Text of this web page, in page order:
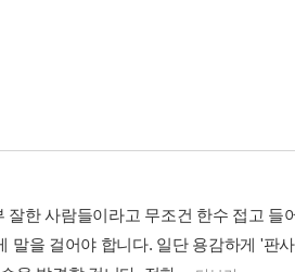
한 사람들이라고 무조건 한수 접고 들
을 걸어야 합니다. 일단 용감하게 '판